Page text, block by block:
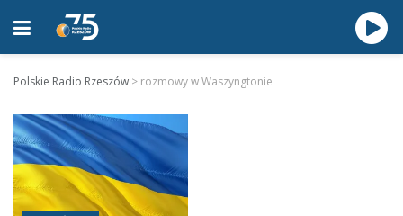
Polskie Radio Rzeszów > rozmowy w Waszyngtonie